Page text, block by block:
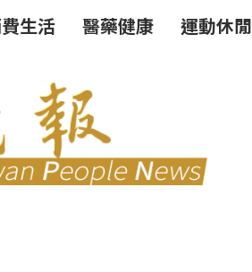
生活 醫藥健康 運動休閒